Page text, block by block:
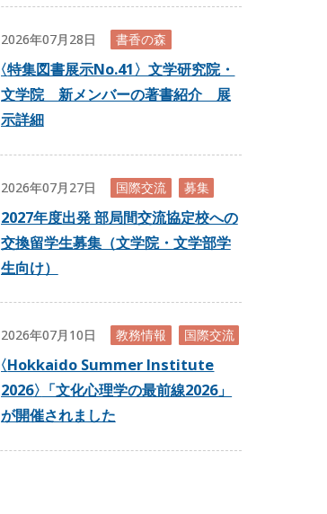
2026年07月28日 書香の森
〈特集図書展示No.41〉文学研究院・
文学院 新メンバーの著書紹介 展
示詳細
2026年07月27日 国際交流 募集
2027年度出発 部局間交流協定校への
交換留学生募集（文学院・文学部学
生向け）
2026年07月10日 教務情報 国際交流
〈Hokkaido Summer Institute
2026〉 「文化心理学の最前線2026」
が開催されました